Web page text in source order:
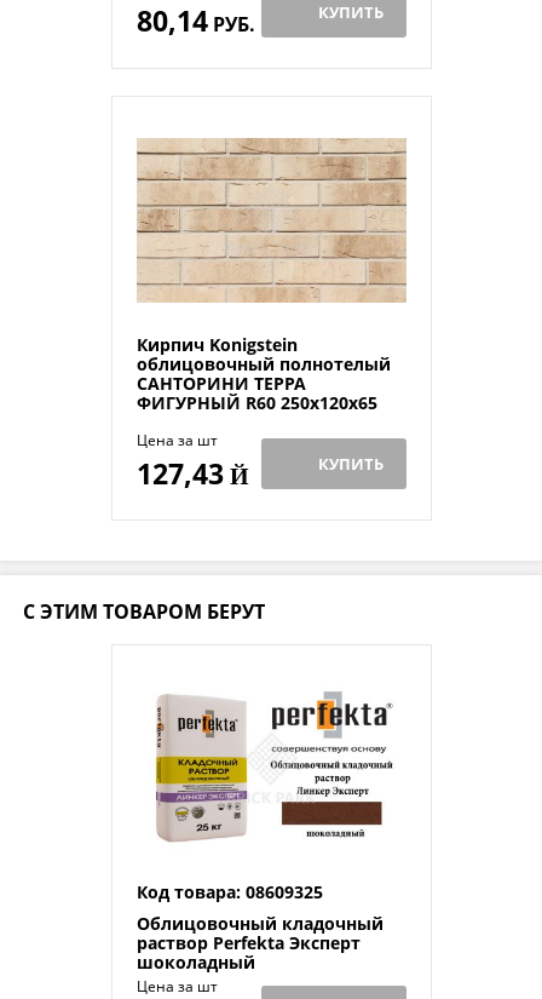
80,14РУБ. КУПИТЬ
Кирпич Konigstein
облицовочный полнотелый
САНТОРИНИ ТЕРРА
ФИГУРНЫЙ R60 250х120х65
Цена за шт
127,43Й КУПИТЬ
С ЭТИМ ТОВАРОМ БЕРУТ
Код товара: 08609325
Облицовочный кладочный
раствор Perfekta Эксперт
шоколадный
Цена за шт